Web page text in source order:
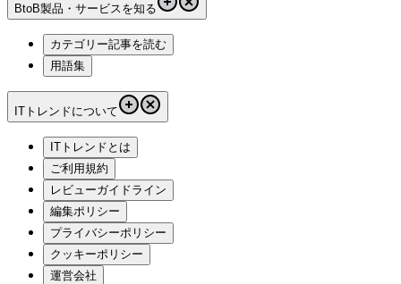
BtoB製品・サービスを知る
カテゴリー記事を読む
用語集
ITトレンドについて
ITトレンドとは
ご利用規約
レビューガイドライン
編集ポリシー
プライバシーポリシー
クッキーポリシー
運営会社